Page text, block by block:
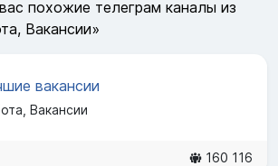
похожие телеграм каналы из
Вакансии»
вакансии
Вакансии
160 116